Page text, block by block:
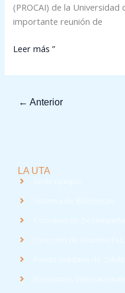
(PROCAI) de la
importante reunión de
Leer más ”
← Anterior
LA UTA